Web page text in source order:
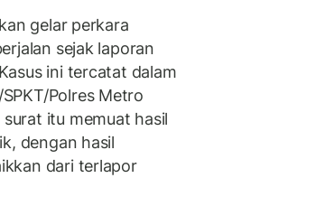
gelar perkara
sejak laporan
ini tercatat dalam
Polres Metro
itu memuat hasil
dengan hasil
dari terlapor